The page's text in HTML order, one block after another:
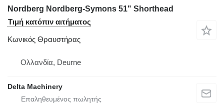
Nordberg Nordberg-Symons 51" Shorthead
Τιμή κατόπιν αιτήματος
Κωνικός Θραυστήρας
Ολλανδία, Deurne
Delta Machinery